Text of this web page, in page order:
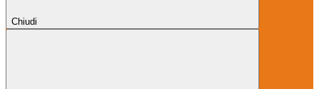
Chiudi